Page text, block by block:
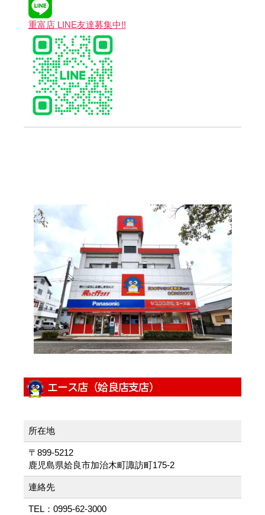
重富店 LINE友達募集中!!
エース店（姶良店支店）
所在地
〒899-5212
鹿児島県姶良市加治木町諏訪町175-2
連絡先
TEL：0995-62-3000